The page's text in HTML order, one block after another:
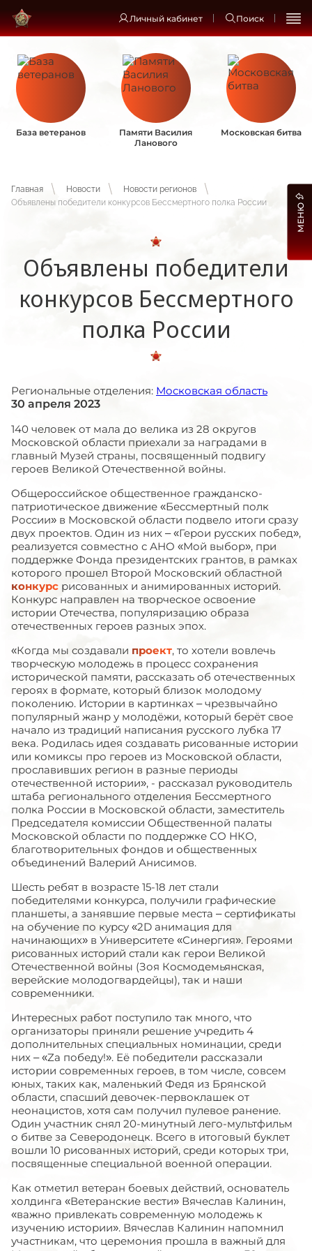
Личный кабинет Поиск
База ветеранов
Памяти Василия
Ланового
Московская битва
Главная Новости
Новости регионов
Объявлены победители конкурсов Бессмертного полка России
Объявлены победители
конкурсов Бессмертного
полка России
Региональные отделения: Московская область
30 апреля 2023
140 человек от мала до велика из 28 округов
Московской области приехали за наградами в
главный Музей страны, посвященный подвигу
героев Великой Отечественной войны.
Общероссийское общественное гражданско-
патриотическое движение «Бессмертный полк
России» в Московской области подвело итоги сразу
двух проектов. Один из них – «Герои русских побед»,
реализуется совместно с АНО «Мой выбор», при
поддержке Фонда президентских грантов, в рамках
которого прошел Второй Московский областной
конкурс рисованных и анимированных историй.
Конкурс направлен на творческое освоение
истории Отечества, популяризацию образа
отечественных героев разных эпох.
«Когда мы создавали проект, то хотели вовлечь
творческую молодежь в процесс сохранения
исторической памяти, рассказать об отечественных
героях в формате, который близок молодому
поколению. Истории в картинках – чрезвычайно
популярный жанр у молодёжи, который берёт свое
начало из традиций написания русского лубка 17
века. Родилась идея создавать рисованные истории
или комиксы про героев из Московской области,
прославивших регион в разные периоды
отечественной истории», - рассказал руководитель
штаба регионального отделения Бессмертного
полка России в Московской области, заместитель
Председателя комиссии Общественной палаты
Московской области по поддержке СО НКО,
благотворительных фондов и общественных
объединений Валерий Анисимов.
Шесть ребят в возрасте 15-18 лет стали
победителями конкурса, получили графические
планшеты, а занявшие первые места – сертификаты
на обучение по курсу «2D анимация для
начинающих» в Университете «Синергия». Героями
рисованных историй стали как герои Великой
Отечественной войны (Зоя Космодемьянская,
верейские молодогвардейцы), так и наши
современники.
Интересных работ поступило так много, что
организаторы приняли решение учредить 4
дополнительных специальных номинации, среди
них – «Zа победу!». Её победители рассказали
истории современных героев, в том числе, совсем
юных, таких как, маленький Федя из Брянской
области, спасший девочек-первоклашек от
неонацистов, хотя сам получил пулевое ранение.
Один участник снял 20-минутный лего-мультфильм
о битве за Северодонецк. Всего в итоговый буклет
вошли 10 рисованных историй, среди которых три,
посвященные специальной военной операции.
Как отметил ветеран боевых действий, основатель
холдинга «Ветеранские вести» Вячеслав Калинин,
«важно привлекать современную молодежь к
изучению истории». Вячеслав Калинин напомнил
участникам, что церемония прошла в важный для
МЕНЮ